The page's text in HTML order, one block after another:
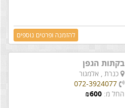
להזמנה ופרטים נוספים
בקתות הגפן
כנרת , אלמגור
072-3924077
החל מ:
₪600